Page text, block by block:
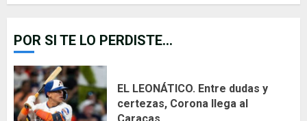
POR SI TE LO PERDISTE...
EL LEONÁTICO. Entre dudas y
certezas, Corona llega al